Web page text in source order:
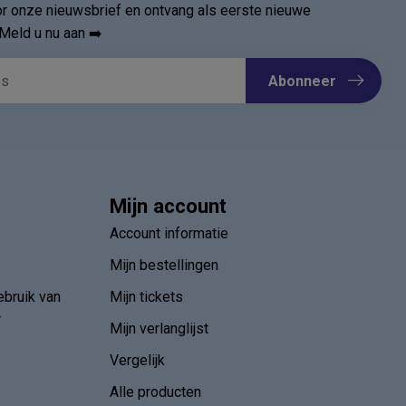
onze nieuwsbrief en ontvang als eerste nieuwe
u nu aan ➡️
Abonneer
van
Mijn account
Account informatie
Mijn bestellingen
Mijn tickets
Mijn verlanglijst
Vergelijk
Alle producten